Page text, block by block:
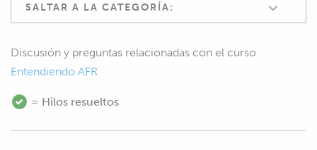
SALTAR A LA CATEGORÍA:
Discusión y preguntas relacionadas con el curso
Entendiendo AFR
= Hilos resueltos